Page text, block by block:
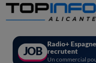
JOB
Radio+
recrutent
Un commercial